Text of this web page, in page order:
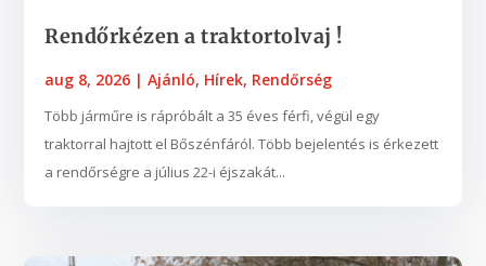
Rendőrkézen a traktortolvaj !
aug 8, 2026 |Ajánló, Hírek, Rendőrség
Több járműre is rápróbált a 35 éves férfi, végül egy
traktorral hajtott el Bőszénfáról. Több bejelentés is érkezett
a rendőrségre a július 22-i éjszakát...